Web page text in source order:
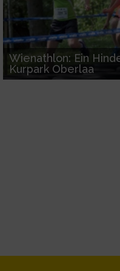
Wienathlon: Ein
Kurpark Oberlaa